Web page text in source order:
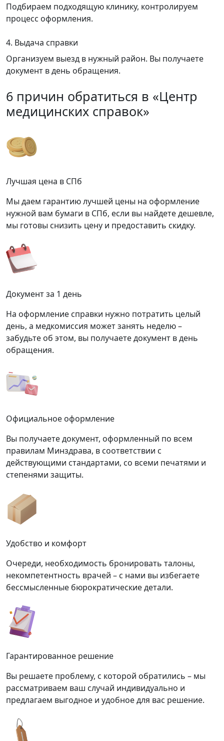
Подбираем подходящую клинику, контролируем
процесс оформления.
4. Выдача справки
Организуем выезд в нужный район. Вы получаете
документ в день обращения.
6 причин обратиться в «Центр
медицинских справок»
Лучшая цена в СПб
Мы даем гарантию лучшей цены на оформление
нужной вам бумаги в СПб, если вы найдете дешевле,
мы готовы снизить цену и предоставить скидку.
Документ за 1 день
На оформление справки нужно потратить целый
день, а медкомиссия может занять неделю –
забудьте об этом, вы получаете документ в день
обращения.
Официальное оформление
Вы получаете документ, оформленный по всем
правилам Минздрава, в соответствии с
действующими стандартами, со всеми печатями и
степенями защиты.
Удобство и комфорт
Очереди, необходимость бронировать талоны,
некомпетентность врачей – с нами вы избегаете
бессмысленные бюрократические детали.
Гарантированное решение
Вы решаете проблему, с которой обратились – мы
рассматриваем ваш случай индивидуально и
предлагаем выгодное и удобное для вас решение.